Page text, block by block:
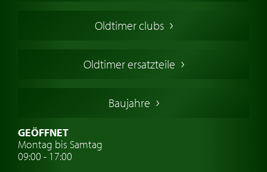
Englische Oldtimer
Deutsche Oldtimer
Schwedische Oldtimer
Oldtimer mit h-kennzeichen
Auto Oldtimer Markt
Oldtimer clubs
Oldtimer ersatzteile
Baujahre
GEÖFFNET
Montag bis Samtag
09:00 - 17:00